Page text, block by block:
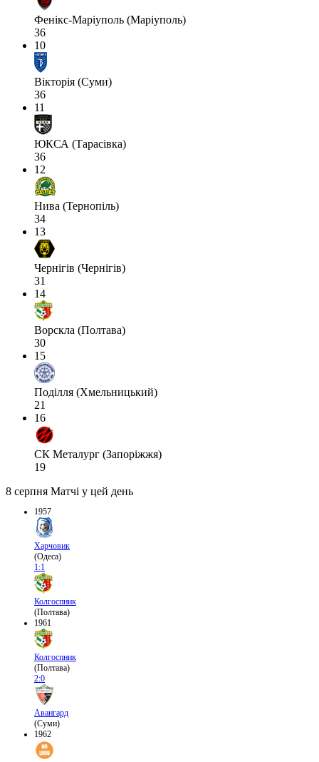
Фенікс-Маріуполь (Маріуполь)
36
10
Вікторія (Суми)
36
11
ЮКСА (Тарасівка)
36
12
Нива (Тернопіль)
34
13
Чернігів (Чернігів)
31
14
Ворскла (Полтава)
30
15
Поділля (Хмельницький)
21
16
СК Металург (Запоріжжя)
19
8 серпня Матчі у цей день
1957
Харчовик
(Одеса)
1:1
Колгоспник
(Полтава)
1961
Колгоспник
(Полтава)
2:0
Авангард
(Суми)
1962